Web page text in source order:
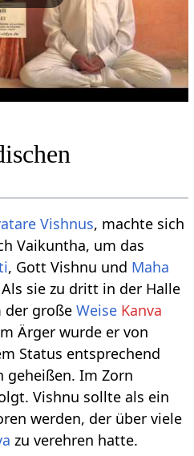
Vishnus, machte sich
Vaikuntha, um das
, Gott Vishnu und Maha
sie zu dritt in der Halle
der großeWeise Kanva
Ärger wurde er von
Status entsprechend
Im Zorn
Vishnu sollte als ein
werden, der über viele
zu verehren hatte.